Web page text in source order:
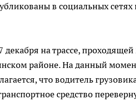
в социальных
на трассе,
районе. На данный
что водитель
средство